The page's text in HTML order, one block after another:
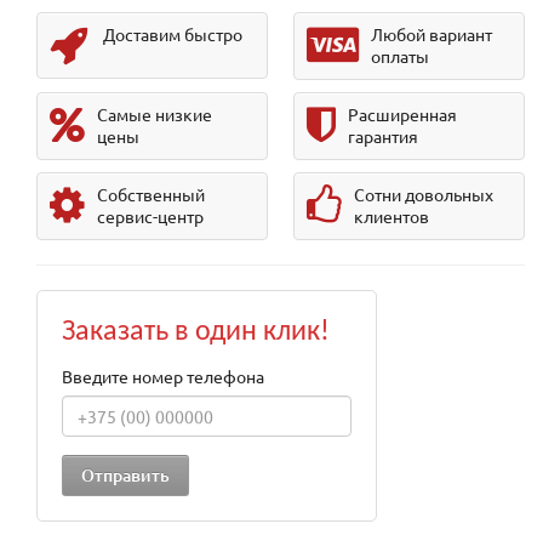
Доставим быстро
Любой вариант
оплаты
Самые низкие
цены
Расширенная
гарантия
Собственный
сервис-центр
Сотни довольных
клиентов
Заказать в один клик!
Введите номер телефона